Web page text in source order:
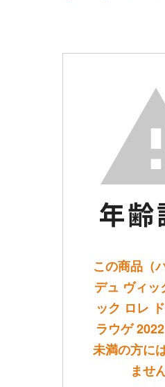
この商品（
デュ ヴィッ
ック ロレ
ラウゲ
未満の方に
ませ